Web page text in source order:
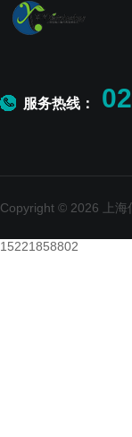
服务热线：
Copyright © 2026 上
15221858802